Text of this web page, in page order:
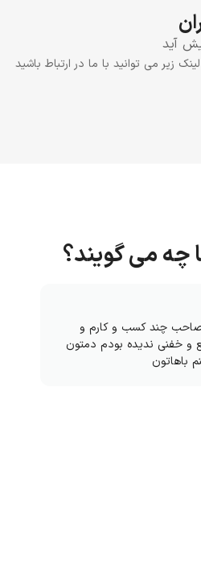
آید
زیر می توانید با ما در ارتباط باشید
چه می گویند؟
صاحب چند کسب و کارم و
و خفنی ندیده بودم دمتون
باهاتون